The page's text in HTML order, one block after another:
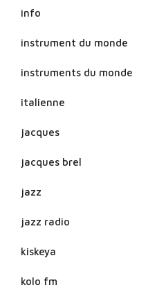
info
instrument du monde
instruments du monde
italienne
jacques
jacques brel
jazz
jazz radio
kiskeya
kolo fm